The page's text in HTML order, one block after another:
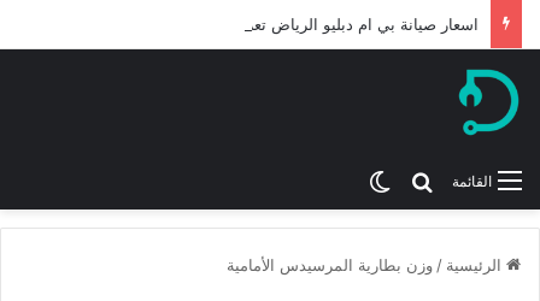
اسعار صيانة بي ام دبليو الرياض تعرف عليها لعام 2026
القائمة بحث عن
الرئيسية / وزن بطارية المرسيدس الأمامية